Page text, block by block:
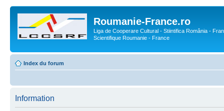
Roumanie-France.ro
Liga de Cooperare Cultural - Stiintifica România -
Scientifique Roumanie - France
Index du forum
Information